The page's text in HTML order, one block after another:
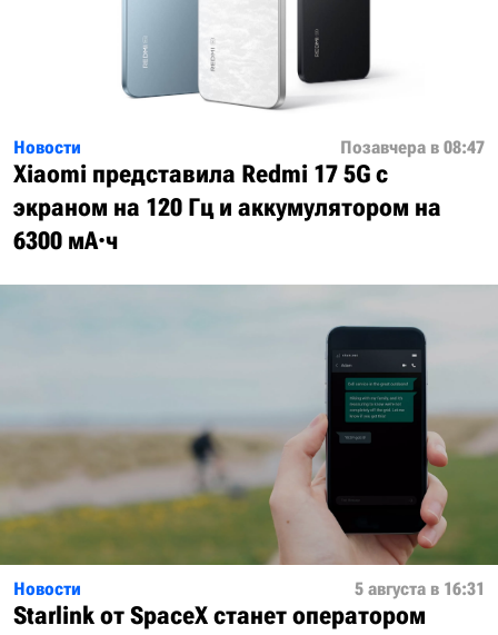
Новости Позавчера в 08:47
Xiaomi представила Redmi 17 5G с
экраном на 120 Гц и аккумулятором на
6300 мА·ч
Новости 5 августа в 16:31
Starlink от SpaceX станет оператором